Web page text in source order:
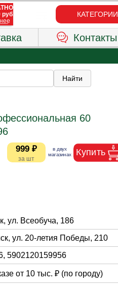
КАТЕГОРИИ
Контакты
60
999 ₽
ул. Всеобуча, 186
ул. 20-летия Победы, 210
5902120159956
от 10 тыс. ₽ (по городу)